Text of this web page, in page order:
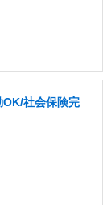
社会保険完